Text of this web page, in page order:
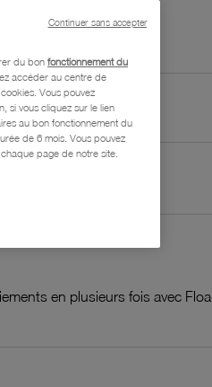
Retours et Garantie
en plusieurs fois avec Floa
du bon fonctionnement du
accéder au centre de
Vous pouvez
si vous cliquez sur le lien
au bon fonctionnement du
de 6 mois. Vous pouvez
page de notre site.
Continuer sans accepter